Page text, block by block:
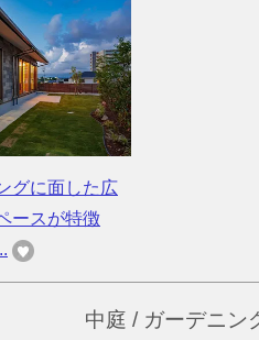
グに面した広
ースが特徴
中庭 / ガーデニン